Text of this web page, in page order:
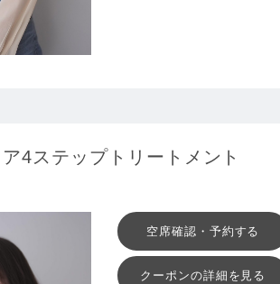
4ステップトリートメント
空席確認・予約する
クーポンの詳細を見る